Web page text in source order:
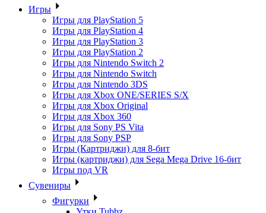
Игры
Игры для PlayStation 5
Игры для PlayStation 4
Игры для PlayStation 3
Игры для PlayStation 2
Игры для Nintendo Switch 2
Игры для Nintendo Switch
Игры для Nintendo 3DS
Игры для Xbox ONE/SERIES S/X
Игры для Xbox Original
Игры для Xbox 360
Игры для Sony PS Vita
Игры для Sony PSP
Игры (Картриджи) для 8-бит
Игры (картриджи) для Sega Mega Drive 16-бит
Игры под VR
Сувениры
Фигурки